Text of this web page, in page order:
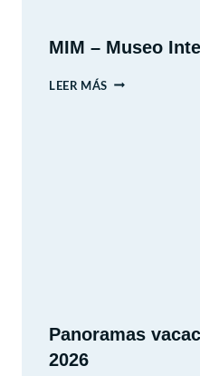
MIM – Museo
LEER MÁS MIM
Panoramas
2026